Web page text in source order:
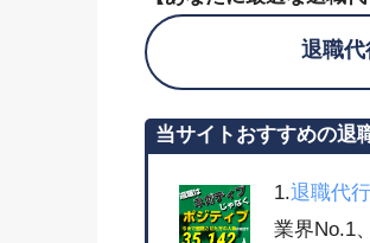
退職代
当サイトおすすめの退
1.退職代
業界No.1